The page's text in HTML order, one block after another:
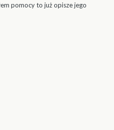
pomocy to już opisze jego